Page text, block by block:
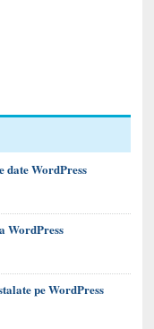
date WordPress
WordPress
pe WordPress